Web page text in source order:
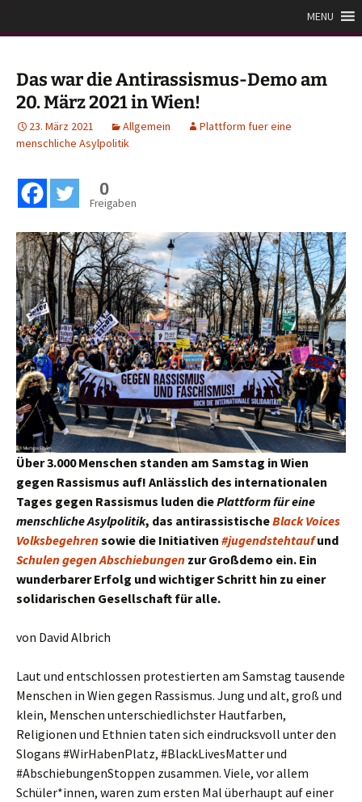
Inhaltmenschliche Asylpolitik
MENU
Das war die Antirassismus-Demo am
20. März 2021 in Wien!
23. März 2021 Allgemein
Plattform fuer eine
menschliche Asylpolitik
0
Freigaben
Über 3.000 Menschen standen am Samstag in Wien
gegen Rassismus auf! Anlässlich des internationalen
Tages gegen Rassismus luden diePlattform für eine
menschliche Asylpolitik, das antirassistischeBlack Voices
Volksbegehrensowie die Initiativen #jugendstehtaufund
Schulen gegen Abschiebungen zur Großdemo ein. Ein
wunderbarer Erfolg und wichtiger Schritt hin zu einer
solidarischen Gesellschaft für alle.
von David Albrich
Laut und entschlossen protestierten am Samstag tausende
Menschen in Wien gegen Rassismus. Jung und alt, groß und
klein, Menschen unterschiedlichster Hautfarben,
Religionen und Ethnien taten sich eindrucksvoll unter den
Slogans #WirHabenPlatz, #BlackLivesMatter und
#AbschiebungenStoppen zusammen. Viele, vor allem
Schüler*innen, waren zum ersten Mal überhaupt auf einer